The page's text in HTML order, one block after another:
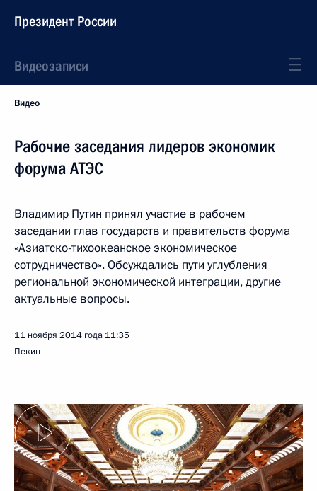
Президент России
Видеозаписи
Видео
Рабочие заседания лидеров экономик
форума АТЭС
Владимир Путин принял участие в рабочем
заседании глав государств и правительств форума
«Азиатско-тихоокеанское экономическое
сотрудничество». Обсуждались пути углубления
региональной экономической интеграции, другие
актуальные вопросы.
11 ноября 2014 года 11:35
Пекин